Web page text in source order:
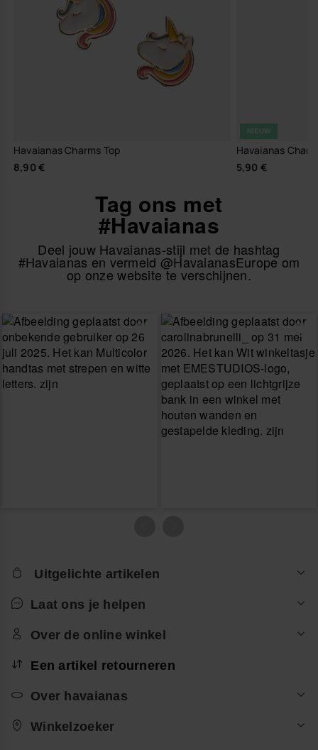
Havaianas Charms Top
8,90 €
NIEUW
Havaianas
5,90 €
Tag ons met
#Havaianas
Deel jouw Havaianas-stijl met de hashtag
#Havaianas en vermeld @HavaianasEurope om
op onze website te verschijnen.
Uitgelichte artikelen
Laat ons je helpen
Over de online winkel
Een artikel retourneren
Over havaianas
Winkelzoeker